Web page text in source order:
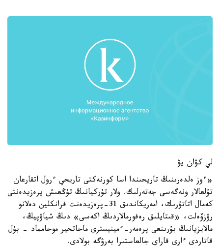
لي كۋان يۋ
«ءوز ەلدەرىنىڭ تاريحىندا اسا كورنەكتى تاريحي ءرول اتقارعان
تۇلعالار ونەگەسى جەتەرلىك. ولار تۇركيانىڭ تۇڭعىش پرەزيدەنتى
كەمال اتاتۇرىك، امەريكاندىق 31-پرەزيدەنت فرانكلين دەلانو
رۋزۆەلت، «قىتايلىق رەفورمالاردىڭ اكەسى» دىڭ شياۋپيڭ،
مالايزيانىڭ بۇرىنعى پرەمەر-ءمينيسترى ماحاتحير موحامماد - بۇل
قاتاردى ءارى قاراي جالعاستىرا بەرۋگە بولادى.